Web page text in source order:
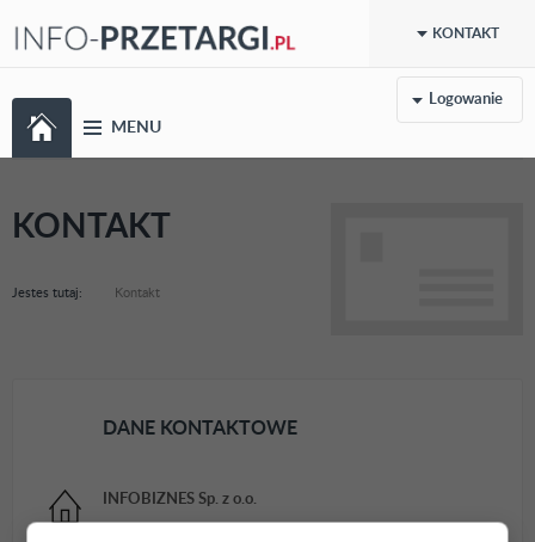
KONTAKT
MENU
Logowanie
KONTAKT
Jestes tutaj: Kontakt
DANE KONTAKTOWE
INFOBIZNES Sp. z o.o.